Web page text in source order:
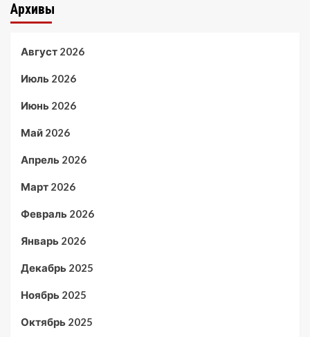
Архивы
Август 2026
Июль 2026
Июнь 2026
Май 2026
Апрель 2026
Март 2026
Февраль 2026
Январь 2026
Декабрь 2025
Ноябрь 2025
Октябрь 2025